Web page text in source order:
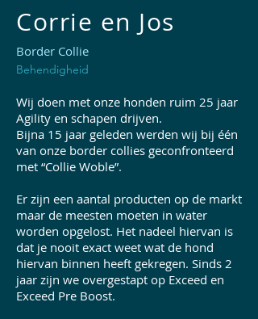
Corrie en Jos
Border Collie
Behendigheid
Wij doen met onze honden ruim 25 jaar
Agility en schapen drijven.
Bijna 15 jaar geleden werden wij bij één
van onze border collies geconfronteerd
met “Collie Woble”.
​​Er zijn een aantal producten op de markt
maar de meesten moeten in water
worden opgelost. Het nadeel hiervan is
dat je nooit exact weet wat de hond
hiervan binnen heeft gekregen. Sinds 2
jaar zijn we overgestapt op Exceed en
Exceed Pre Boost.